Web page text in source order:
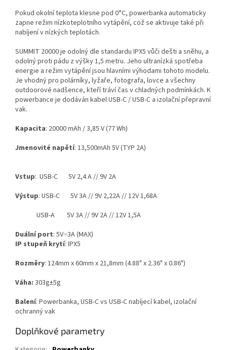
Pokud okolní teplota klesne pod 0°C, powerbanka automaticky
zapne režim nízkoteplotního vytápění, což se aktivuje také při
nabíjení v nízkých teplotách.
SUMMIT 20000 je odolný dle standardu IPX5 vůči dešti a sněhu, a
odolný proti pádu z výšky 1,5 metru. Jeho ultranízká spotřeba
energie a režim vytápění jsou hlavními výhodami tohoto modelu.
Je vhodný pro polárníky, lyžaře, fotografa, lovce a všechny
outdoorové nadšence, kteří tráví čas v chladných podmínkách. K
powerbance je dodáván kabel USB-C / USB-C a izolační přepravní
vak.
Kapacita: 20000 mAh / 3,85 V (77 Wh)
Jmenovité napětí: 13,500mAh 5V (TYP 2A)
Vstup: USB-C 5V 2,4 A // 9V 2A
Výstup: USB-C 5V 3A // 9V 2,22A // 12V 1,68A
USB-A 5V 3A // 9V 2A // 12V 1,5A
Duální port: 5V⎓3A (MAX)
IP stupeň krytí: IPX5
Rozměry: 124mm x 60mm x 21,8mm (4.88" x 2.36" x 0.86")
Váha: 303g±5g
Balení: Powerbanka, USB-C vs USB-C nabíjecí kabel, izolační
ochranný vak
Doplňkové parametry